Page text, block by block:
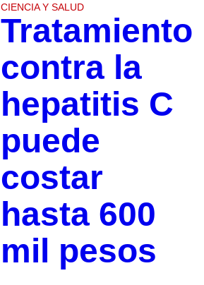
CIENCIA Y SALUD
Tratamiento
contra la
hepatitis C
puede
costar
hasta 600
mil pesos